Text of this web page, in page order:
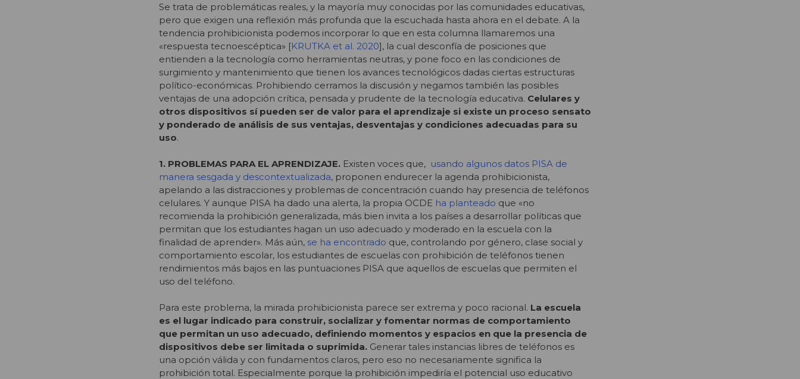
Se trata de problemáticas reales, y la mayoría muy conocidas por las comunidades educativas,
pero que exigen una reflexión más profunda que la escuchada hasta ahora en el debate. A la
tendencia prohibicionista podemos incorporar lo que en esta columna llamaremos una
«respuesta tecnoescéptica» [KRUTKA et al. 2020], la cual desconfía de posiciones que
entienden a la tecnología como herramientas neutras, y pone foco en las condiciones de
surgimiento y mantenimiento que tienen los avances tecnológicos dadas ciertas estructuras
político-económicas. Prohibiendo cerramos la discusión y negamos también las posibles
ventajas de una adopción crítica, pensada y prudente de la tecnología educativa. Celulares y
otros dispositivos sí pueden ser de valor para el aprendizaje si existe un proceso sensato
y ponderado de análisis de sus ventajas, desventajas y condiciones adecuadas para su
uso.
1. PROBLEMAS PARA EL APRENDIZAJE. Existen voces que, usando algunos datos PISA de
manera sesgada y descontextualizada, proponen endurecer la agenda prohibicionista,
apelando a las distracciones y problemas de concentración cuando hay presencia de teléfonos
celulares. Y aunque PISA ha dado una alerta, la propia OCDE ha planteado que «no
recomienda la prohibición generalizada, más bien invita a los países a desarrollar políticas que
permitan que los estudiantes hagan un uso adecuado y moderado en la escuela con la
finalidad de aprender». Más aún, se ha encontrado que, controlando por género, clase social y
comportamiento escolar, los estudiantes de escuelas con prohibición de teléfonos tienen
rendimientos más bajos en las puntuaciones PISA que aquellos de escuelas que permiten el
uso del teléfono.
Para este problema, la mirada prohibicionista parece ser extrema y poco racional. La escuela
es el lugar indicado para construir, socializar y fomentar normas de comportamiento
que permitan un uso adecuado, definiendo momentos y espacios en que la presencia de
dispositivos debe ser limitada o suprimida. Generar tales instancias libres de teléfonos es
una opción válida y con fundamentos claros, pero eso no necesariamente significa la
prohibición total. Especialmente porque la prohibición impediría el potencial uso educativo